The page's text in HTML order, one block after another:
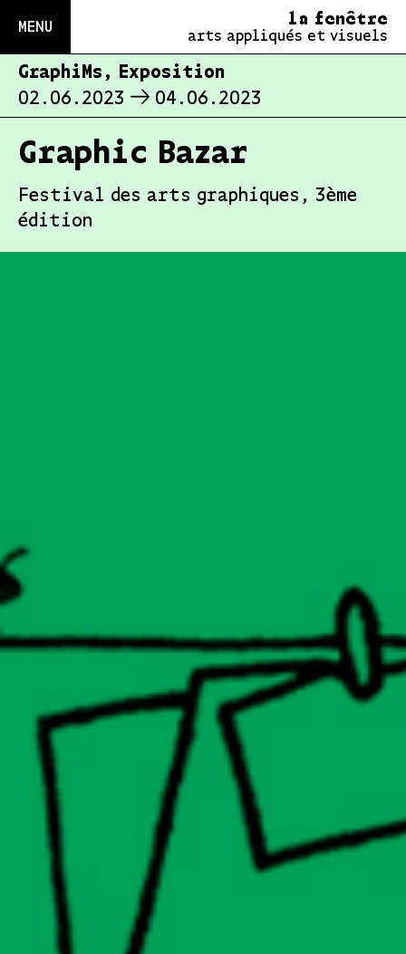
MENU la fenêtre
arts appliqués et visuels
GraphiMs, Exposition
02.06.2023
04.06.2023
Graphic Bazar
Festival des arts graphiques, 3ème
édition